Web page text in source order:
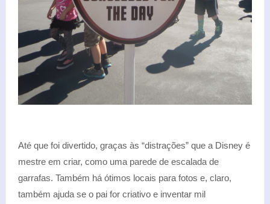
Até que foi divertido, graças às “distrações” que a Disney é
mestre em criar, como uma parede de escalada de
garrafas. Também há ótimos locais para fotos e, claro,
também ajuda se o pai for criativo e inventar mil